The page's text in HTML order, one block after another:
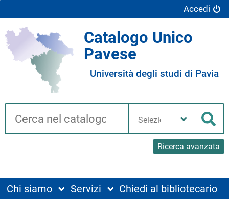
Accedi
Catalogo Unico
Pavese
Università degli studi di Pavia
Cerca su "Catalogo"
Ricerca avanzata
biblioteca
Chi siamo Servizi
Chiedi al bibliotecario